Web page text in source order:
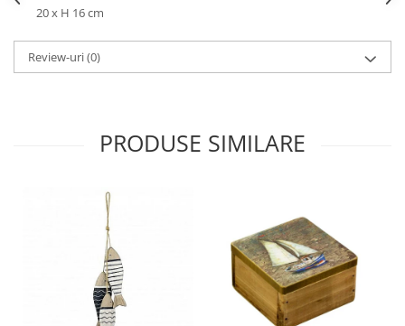
20 x H 16 cm
Review-uri(0)
PRODUSE SIMILARE